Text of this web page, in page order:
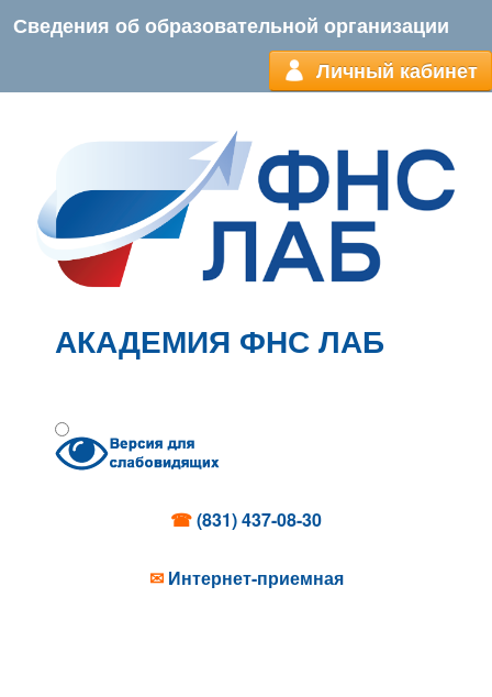
Сведения об образовательной организации
Личный кабинет
АКАДЕМИЯ ФНС ЛАБ
☎(831) 437-08-30
✉ Интернет-приемная